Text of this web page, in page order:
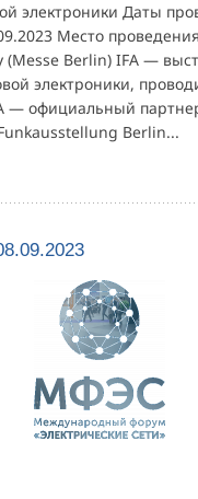
электроники Даты
Место
(Messe Berlin) IFA —
электроники,
— официальный
Berlin...